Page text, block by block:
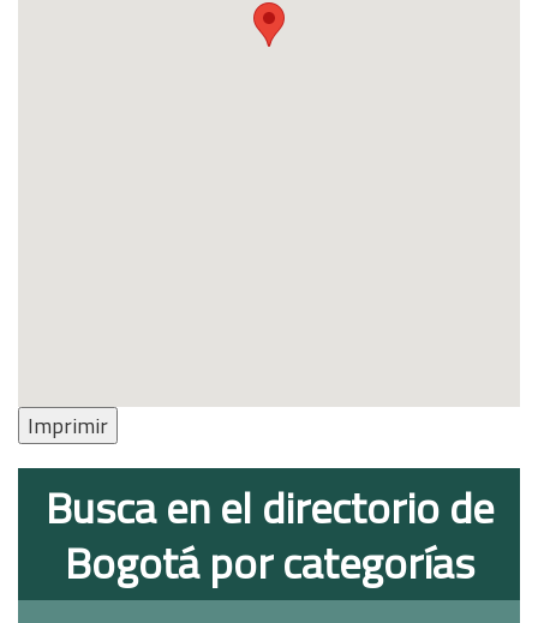
Imprimir
Busca en el directorio de
Bogotá por categorías